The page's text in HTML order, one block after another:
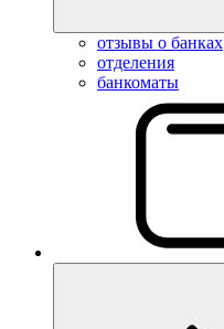
отзывы о банках
отделения
банкоматы